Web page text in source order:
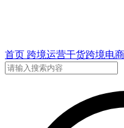
首页 跨境运营干货跨境电